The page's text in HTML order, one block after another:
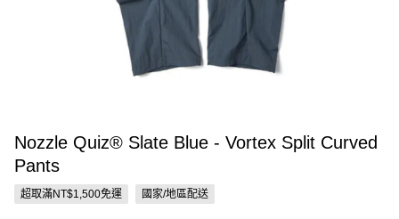
Nozzle Quiz® Slate Blue - Vortex Split Curved
Pants
超取滿NT$1,500免運 國家/地區配送